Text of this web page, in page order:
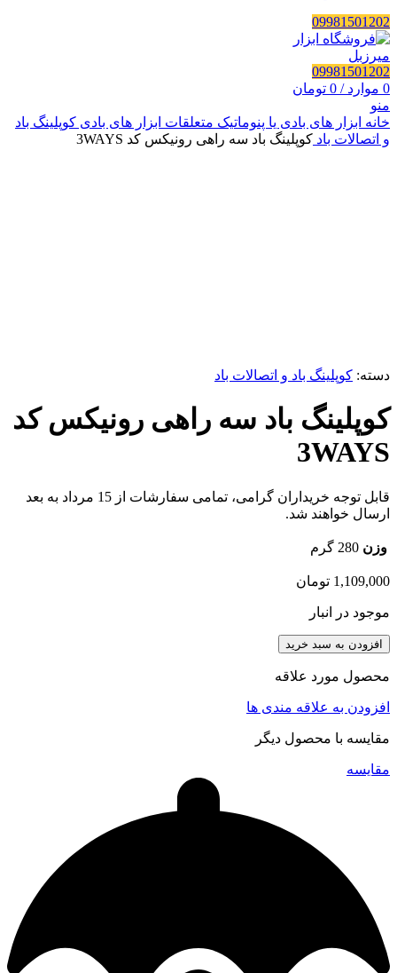
09981501202
09981501202
0 موارد /
0 تومان
منو
خانه ابزار های بادی یا پنوماتیک متعلقات ابزار های بادی کوپلینگ باد
و اتصالات باد کوپلینگ باد سه راهی رونیکس کد 3WAYS
دسته: کوپلینگ باد و اتصالات باد
کوپلینگ باد سه راهی رونیکس کد
3WAYS
قابل توجه خریداران گرامی، تمامی سفارشات از 15 مرداد به بعد
ارسال خواهند شد.
وزن 280 گرم
1,109,000 تومان
موجود در انبار
افزودن به سبد خرید
محصول مورد علاقه
افزودن به علاقه مندی ها
مقایسه با محصول دیگر
مقایسه